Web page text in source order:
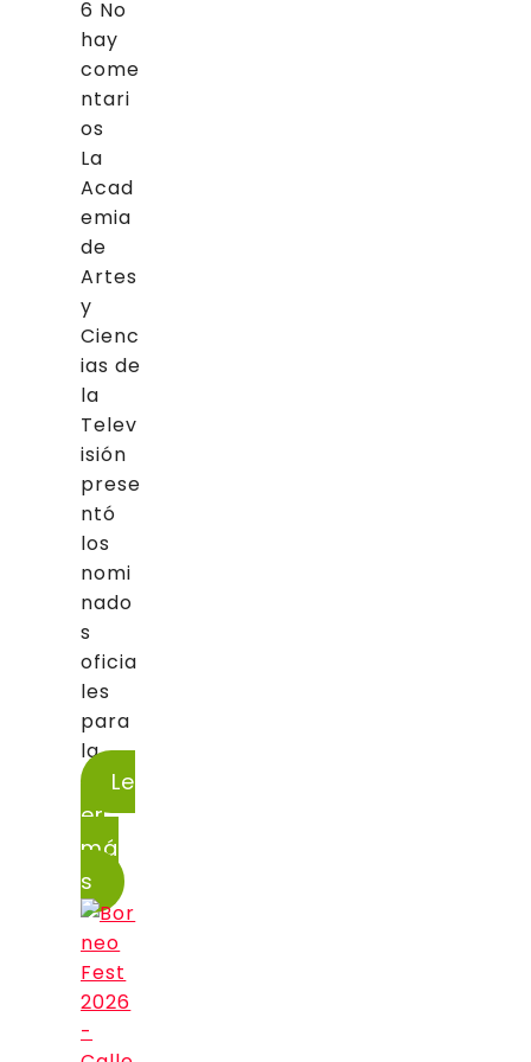
6 No
hay
come
ntari
os
La
Acad
emia
de
Artes
y
Cienc
ias de
la
Telev
isión
prese
ntó
los
nomi
nado
s
oficia
les
para
la...
Le
er
má
s